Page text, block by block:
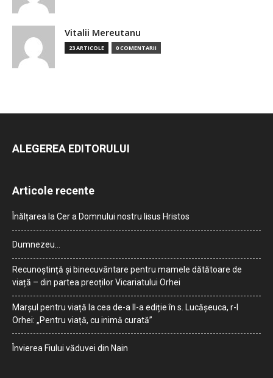
Vitalii Mereutanu
23 ARTICOLE 0 COMENTARII
ALEGEREA EDITORULUI
Articole recente
Înălțarea la Cer a Domnului nostru Iisus Hristos
Dumnezeu…
Recunoștință și binecuvântare pentru mamele dătătoare de
viață – din partea preoților Vicariatului Orhei
Marșul pentru viață la cea de-a II-a ediție în s. Lucășeuca, r-l
Orhei: „Pentru viață, cu inimă curată”
Învierea Fiului văduvei din Nain